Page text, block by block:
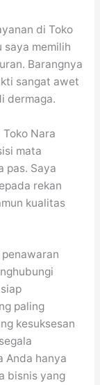
di Toko
memilih
Barangnya
sangat awet
dermaga.
Nara
mata
pas. Saya
rekan
kualitas
paling
kesuksesan
Anda hanya
bisnis yang